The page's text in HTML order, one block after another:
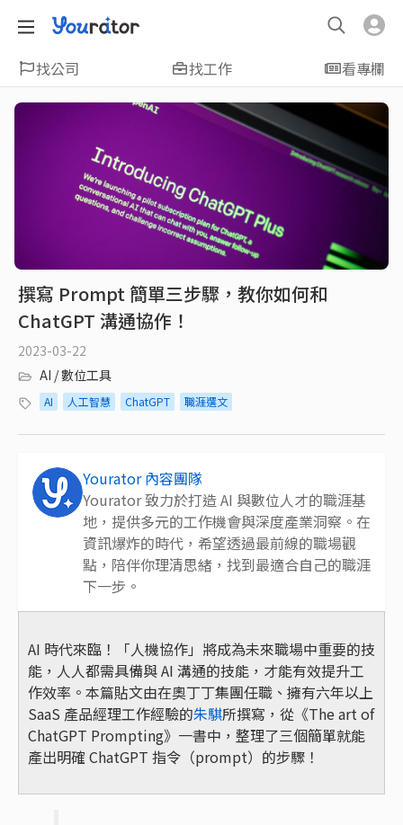
找公司 找工作 看專欄
撰寫 Prompt 簡單三步驟，教你如何和
ChatGPT 溝通協作！
2023-03-22
AI / 數位工具
AI 人工智慧 ChatGPT 職涯選文
Yourator 內容團隊
Yourator 致力於打造 AI 與數位人才的職涯基
地，提供多元的工作機會與深度產業洞察。在
資訊爆炸的時代，希望透過最前線的職場觀
點，陪伴你理清思緒，找到最適合自己的職涯
下一步。
AI 時代來臨！「人機協作」將成為未來職場中重要的技
能，人人都需具備與 AI 溝通的技能，才能有效提升工
作效率。本篇貼文由在奧丁丁集團任職、擁有六年以上
SaaS 產品經理工作經驗的朱騏所撰寫，從《The art of
ChatGPT Prompting》一書中，整理了三個簡單就能
產出明確 ChatGPT 指令（prompt）的步驟！